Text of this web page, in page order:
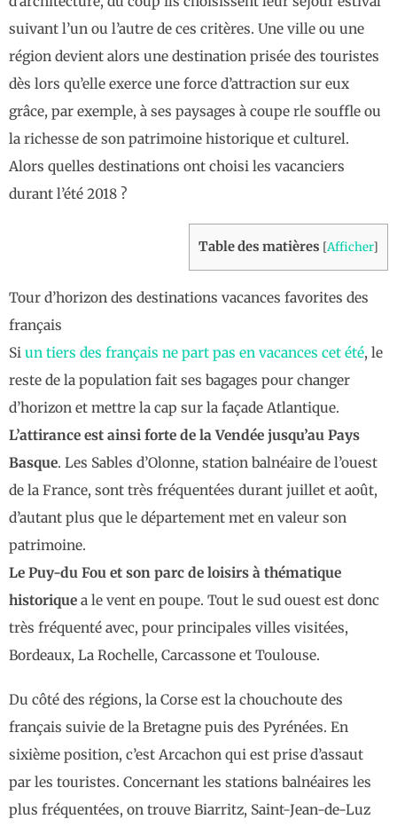
suivant l’un ou l’autre de ces critères. Une ville ou une
région devient alors une destination prisée des touristes
dès lors qu’elle exerce une force d’attraction sur eux
grâce, par exemple, à ses paysages à coupe rle souffle ou
la richesse de son patrimoine historique et culturel.
Alors quelles destinations ont choisi les vacanciers
durant l’été 2018 ?
Table des matières [Afficher]
Tour d’horizon des destinations vacances favorites des
français
Si un tiers des français ne part pas en vacances cet été, le
reste de la population fait ses bagages pour changer
d’horizon et mettre la cap sur la façade Atlantique.
L’attirance est ainsi forte de la Vendée jusqu’au Pays
Basque. Les Sables d’Olonne, station balnéaire de l’ouest
de la France, sont très fréquentées durant juillet et août,
d’autant plus que le département met en valeur son
patrimoine.
Le Puy-du Fou et son parc de loisirs à thématique
historique a le vent en poupe. Tout le sud ouest est donc
très fréquenté avec, pour principales villes visitées,
Bordeaux, La Rochelle, Carcassone et Toulouse.
Du côté des régions, la Corse est la chouchoute des
français suivie de la Bretagne puis des Pyrénées. En
sixième position, c’est Arcachon qui est prise d’assaut
par les touristes. Concernant les stations balnéaires les
plus fréquentées, on trouve Biarritz, Saint-Jean-de-Luz